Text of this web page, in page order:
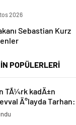
2026
Sebastian Kurz
POPÜLERLERİ
TÃ¼rk kadÄ±n
Ä°layda Tarhan:
madalya